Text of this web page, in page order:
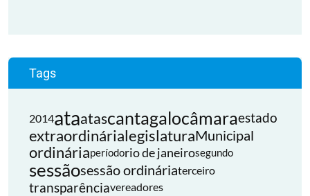
Tags
2014ataatascantagalocâmaraestado
extraordinárialegislaturaMunicipal
ordináriaperíodorio de janeirosegundo
sessãosessão ordináriaterceiro
transparênciavereadores